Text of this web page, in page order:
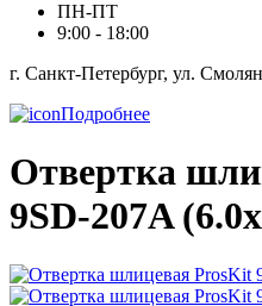
ПН-ПТ
9:00 - 18:00
г. Санкт-Петербург, ул.
Подробнее
Отвертка
9SD-207A